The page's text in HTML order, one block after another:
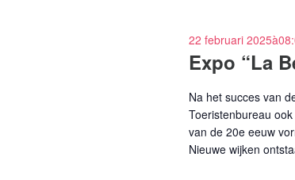
Expo “La
22 februari
Na het succes van
Toeristenbureau
van de 20e eeuw
Nieuwe wijken